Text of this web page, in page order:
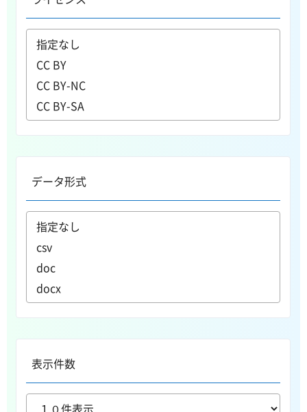
データ形式
表示件数